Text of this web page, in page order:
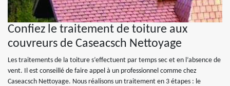
Confiez le traitement de toiture aux
couvreurs de Caseacsch Nettoyage
Les traitements de la toiture s’effectuent par temps sec et en l’absence de
vent. Il est conseillé de faire appel à un professionnel comme chez
Caseacsch Nettoyage. Nous réalisons un traitement en 3 étapes : le